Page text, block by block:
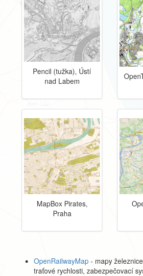
Pencil (tužka), Ústí
nad Labem
MapBox Pirates,
Praha
OpenRailwayMap - mapy
traťové rychlosti, zabezpečovací